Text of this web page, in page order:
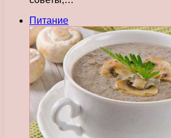
Питание